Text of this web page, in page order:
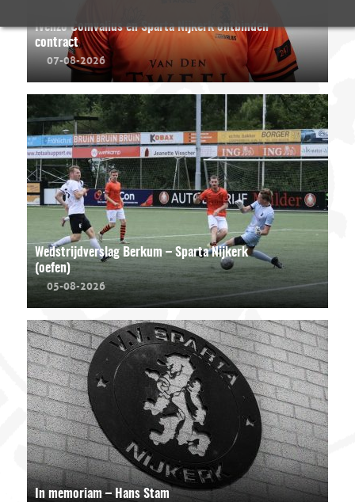
Ivenzo Comvalius en Sparta Nijkerk ontbinden
contract
07-08-2026
Wedstrijdverslag Berkum – Sparta Nijkerk
(oefen)
05-08-2026
In memoriam – Hans Stam